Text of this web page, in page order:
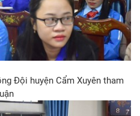
Đội huyện Cẩm Xuyên tham
luận